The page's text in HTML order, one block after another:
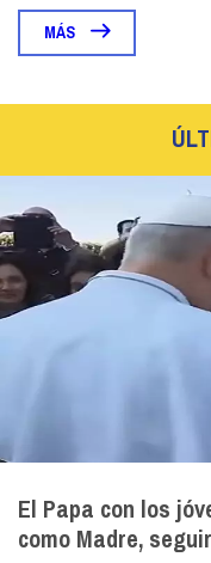
MÁS
El Papa con los
como Madre,